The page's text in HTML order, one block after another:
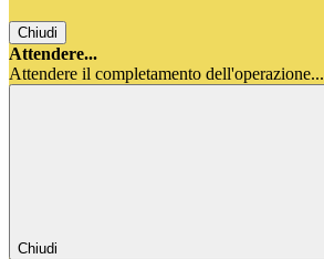
Chiudi
Attendere...
Attendere il completamento dell'operazione...
Chiudi